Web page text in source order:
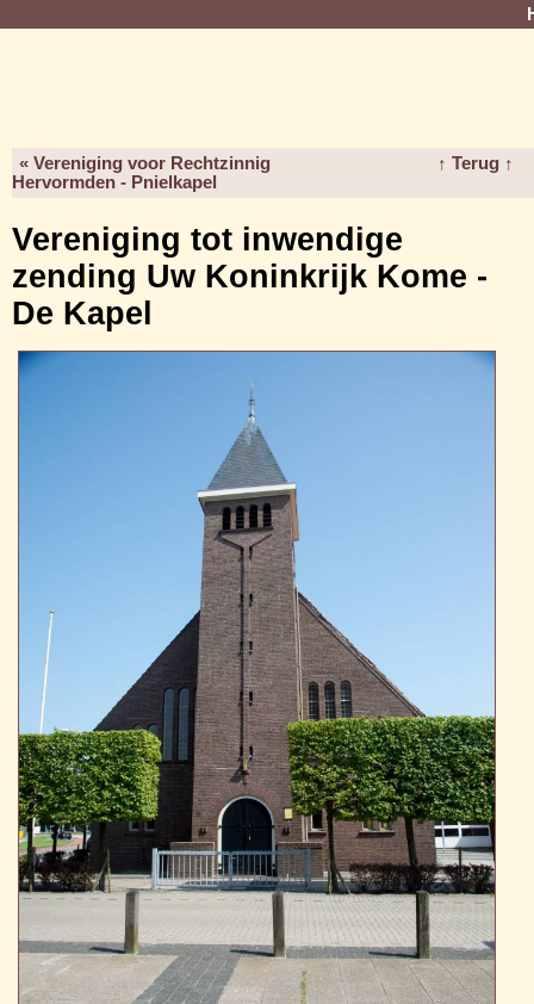
« Vereniging voor Rechtzinnig
Hervormden - Pnielkapel
↑ Terug ↑
Vereniging tot inwendige
zending Uw Koninkrijk Kome -
De Kapel